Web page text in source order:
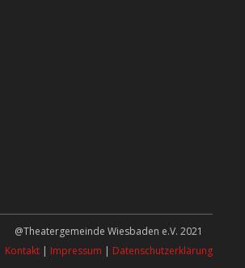
@Theatergemeinde Wiesbaden e.V. 2021
Kontakt | Impressum | Datenschutzerklärung